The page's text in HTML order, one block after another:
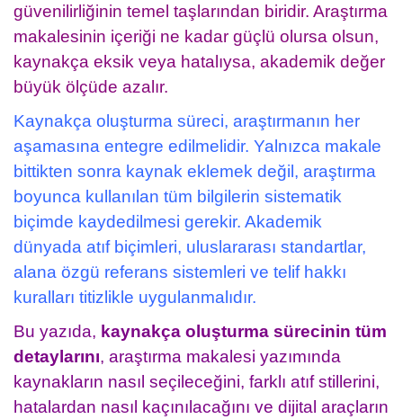
güvenilirliğinin temel taşlarından biridir. Araştırma
makalesinin içeriği ne kadar güçlü olursa olsun,
kaynakça eksik veya hatalıysa, akademik değer
büyük ölçüde azalır.
Kaynakça oluşturma süreci, araştırmanın her
aşamasına entegre edilmelidir. Yalnızca makale
bittikten sonra kaynak eklemek değil, araştırma
boyunca kullanılan tüm bilgilerin sistematik
biçimde kaydedilmesi gerekir. Akademik
dünyada atıf biçimleri, uluslararası standartlar,
alana özgü referans sistemleri ve telif hakkı
kuralları titizlikle uygulanmalıdır.
Bu yazıda, kaynakça oluşturma sürecinin tüm
detaylarını, araştırma makalesi yazımında
kaynakların nasıl seçileceğini, farklı atıf stillerini,
hatalardan nasıl kaçınılacağını ve dijital araçların